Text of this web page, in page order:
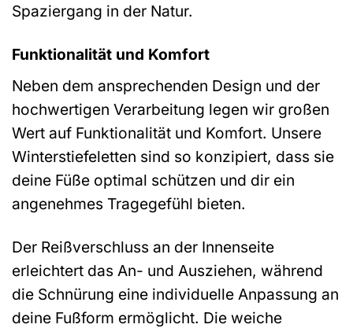
Spaziergang in der Natur.
Funktionalität und Komfort
Neben dem ansprechenden Design und der
hochwertigen Verarbeitung legen wir großen
Wert auf Funktionalität und Komfort. Unsere
Winterstiefeletten sind so konzipiert, dass sie
deine Füße optimal schützen und dir ein
angenehmes Tragegefühl bieten.
Der Reißverschluss an der Innenseite
erleichtert das An- und Ausziehen, während
die Schnürung eine individuelle Anpassung an
deine Fußform ermöglicht. Die weiche